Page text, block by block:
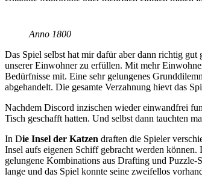
Anno 1800
Das Spiel selbst hat mir dafür aber dann richtig
unserer Einwohner zu erfüllen. Mit mehr
Bedürfnisse mit. Eine sehr gelungenes
abgehandelt. Die gesamte Verzahnung hievt das
Nachdem Discord inzischen wieder einwandfrei
Tisch geschafft hatten. Und selbst dann tauchten
In Die Insel der Katzen draften die Spieler
Insel aufs eigenen Schiff gebracht werden
gelungene Kombinations aus Drafting und
lange und das Spiel konnte seine zweifellos